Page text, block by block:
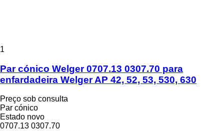
1
Par cónico Welger 0707.13 0307.70 para
enfardadeira Welger AP 42, 52, 53, 530, 630
Preço sob consulta
Par cónico
Estado novo
0707.13 0307.70